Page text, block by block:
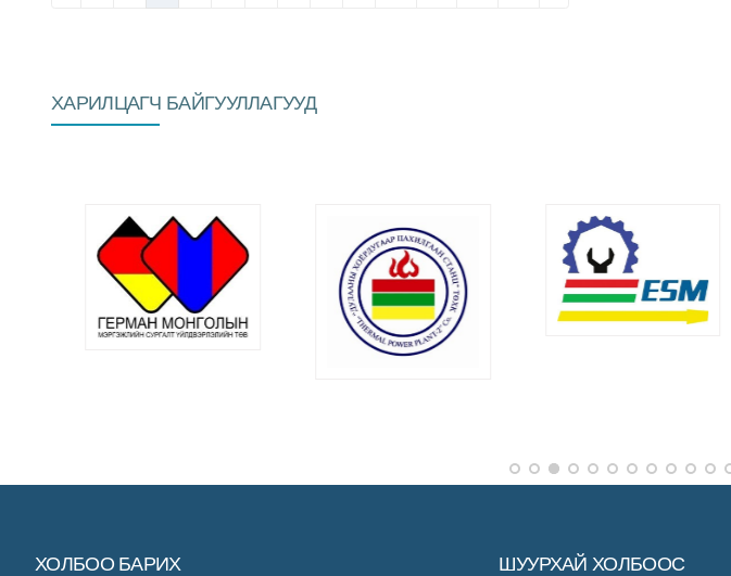
ХАРИЛЦАГЧ БАЙГУУЛЛАГУУД
ХОЛБОО БАРИХ ШУУРХАЙ ХОЛБООС